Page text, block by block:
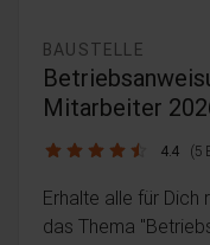
BAUSTELLE
Mitarbeiter
4.4 / 5 4.4 (5
Erhalte alle für
das Thema